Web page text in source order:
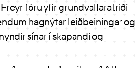
fóru yfir grundvallaratriði
hagnýtar leiðbeiningar og
sínar í skapandi og